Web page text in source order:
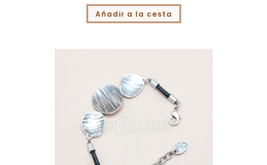
Añadir a la cesta